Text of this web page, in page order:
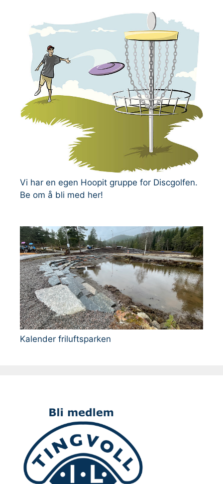
Vi har en egen Hoopit gruppe for Discgolfen.
Be om å bli med her!
Kalender friluftsparken